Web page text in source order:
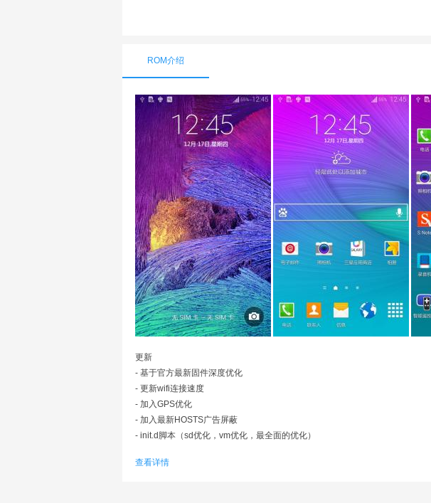
ROM介绍
更新
- 基于官方最新固件深度优化
- 更新wifi连接速度
- 加入GPS优化
- 加入最新HOSTS广告屏蔽
- init.d脚本（sd优化，vm优化，最全面的优化）
查看详情